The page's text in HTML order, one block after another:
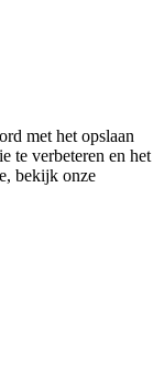
met het opslaan
te verbeteren en het
bekijk onze